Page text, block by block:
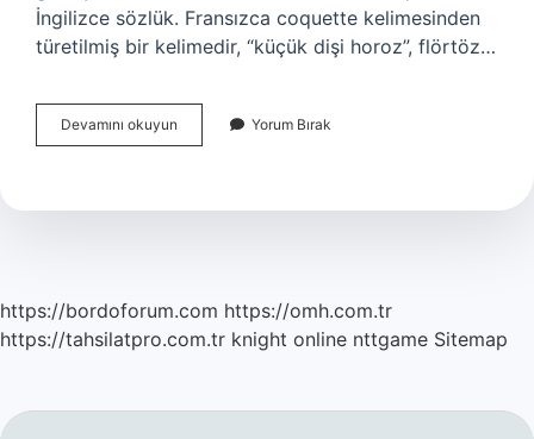
İngilizce sözlük. Fransızca coquette kelimesinden
türetilmiş bir kelimedir, “küçük dişi horoz”, flörtöz…
Devamını okuyun
Hangi
Yorum Bırak
https://bordoforum.com https://omh.com.tr
https://tahsilatpro.com.tr knight online nttgame Sitemap